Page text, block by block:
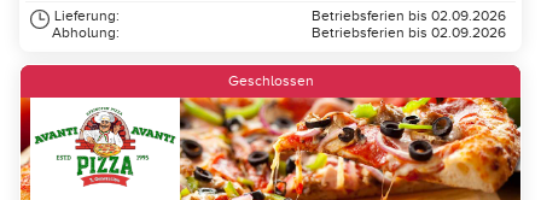
Lieferung:
Abholung:
Betriebsferien bis 02.09.2026
Betriebsferien bis 02.09.2026
Geschlossen